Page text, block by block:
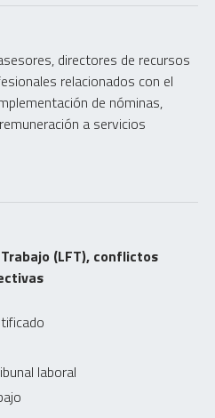
directores de recursos
relacionados con el
de nóminas,
a servicios
(LFT), conflictos
laboral